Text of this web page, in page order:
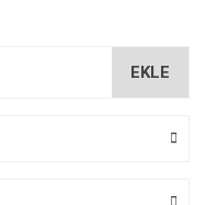
EKLE